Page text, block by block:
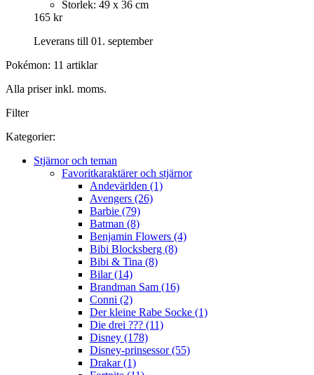
Storlek: 49 x 36 cm
165 kr
Leverans till 01. september
Pokémon: 11 artiklar
Alla priser inkl. moms.
Filter
Kategorier:
Stjärnor och teman
Favoritkaraktärer och stjärnor
Andevärlden (1)
Avengers (26)
Barbie (79)
Batman (8)
Benjamin Flowers (4)
Bibi Blocksberg (8)
Bibi & Tina (8)
Bilar (14)
Brandman Sam (16)
Conni (2)
Der kleine Rabe Socke (1)
Die drei ??? (11)
Disney (178)
Disney-prinsessor (55)
Drakar (1)